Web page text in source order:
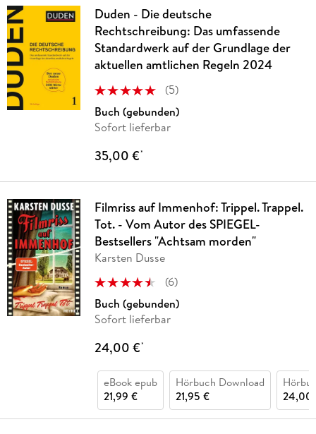
Duden - Die deutsche
Rechtschreibung: Das umfassende
Standardwerk auf der Grundlage der
aktuellen amtlichen Regeln 2024
(5)
Buch (gebunden)
Sofort lieferbar
35,00 €*
Filmriss auf Immenhof: Trippel. Trappel.
Tot. - Vom Autor des SPIEGEL-
Bestsellers "Achtsam morden"
Karsten Dusse
(6)
Buch (gebunden)
Sofort lieferbar
24,00 €*
eBook epub
21,99 €
Hörbuch Download
21,95 €
24,00